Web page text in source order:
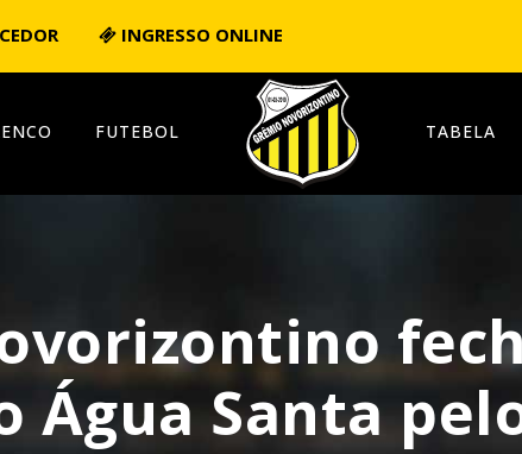
INGRESSO ONLINE
FUTEBOL TABELA
Água Santa